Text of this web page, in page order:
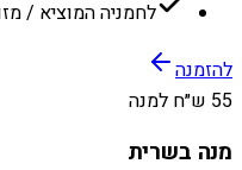
לחמניה המוציא /
להזמנה
55 ש״ח למנה
מנה בשרית